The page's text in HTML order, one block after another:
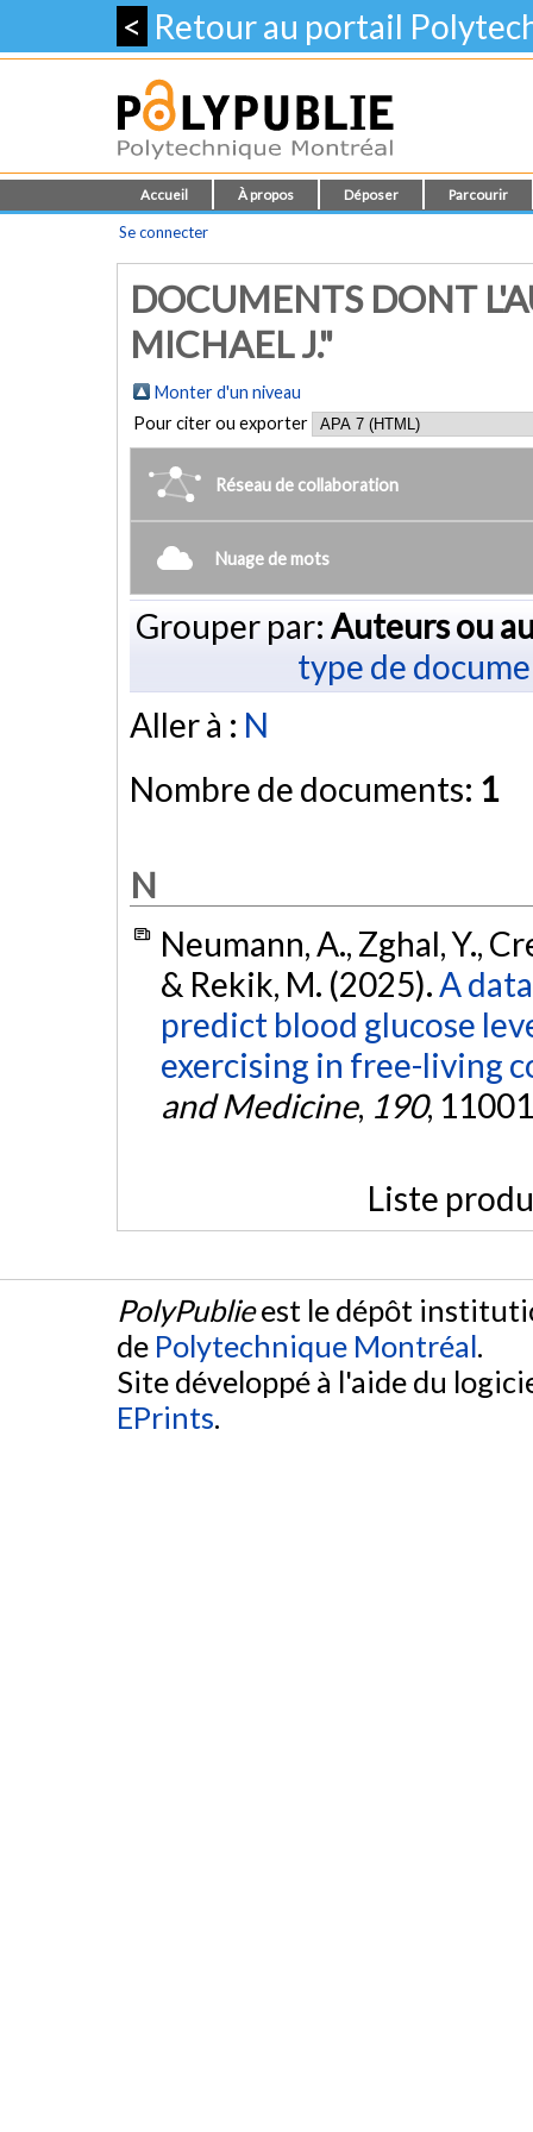
< Retour au portail
Accueil À propos Déposer Parcourir
Se connecter
DOCUMENTS DONT
MICHAEL J."
Monter d'un niveau
Pour citer ou exporter
Réseau de collaboration
Nuage de mots
Grouper par: Auteurs ou
type de
Aller à : N
Nombre de documents: 1
N
Neumann, A., Zghal, Y.,
& Rekik, M. (2025).A
predict blood glucose
exercising in free-living
and Medicine, 190,
Liste
PolyPublieest le dépôt
de Polytechnique Montréal.
Site développé à l'aide du
EPrints.